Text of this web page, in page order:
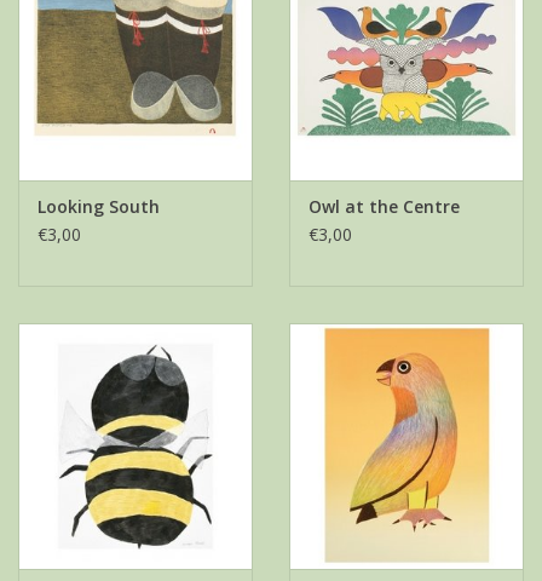
Looking South
€3,00
Owl at the Centre
€3,00